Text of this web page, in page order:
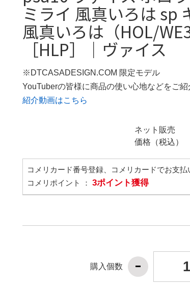
ミライ 風真いろは sp
風真いろは（HOL/
［HLP］｜ヴァイス
※DTCASADESIGN.COM 限定モデル
YouTuberの皆様に商品の使い心地などをご紹
紹介動画はこちら
ネット販売
価格（税込）
コメリカード番号登録、コメリカードでお支払
コメリポイント ： 3ポイント獲得
購入個数